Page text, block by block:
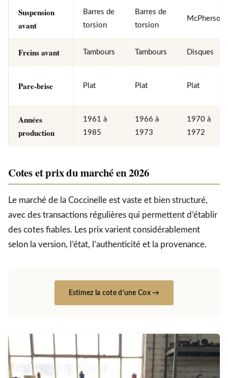
Suspension
avant
Barres de
torsion
Barres de
torsion
McPherson
Freins avant Tambours Tambours Disques
Pare-brise Plat Plat Plat
Années
production
1961 à
1985
1966 à
1973
1970 à
1972
Cotes et prix du marché en 2026
Le marché de la Coccinelle est vaste et bien structuré,
avec des transactions régulières qui permettent d’établir
des cotes fiables. Les prix varient considérablement
selon la version, l’état, l’authenticité et la provenance.
Estimez la cote d’une Cox →